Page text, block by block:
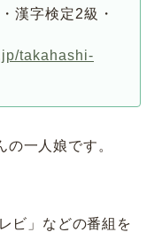
字検定2級・
takahashi-
一人娘です。
ビ」などの番組を